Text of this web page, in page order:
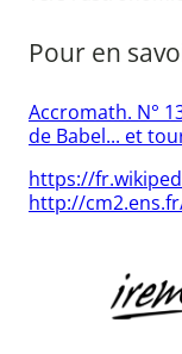
Pour en
Accromath. N°
de Babel... et
https://
http://